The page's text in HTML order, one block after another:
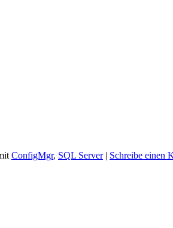
ConfigMgr, SQL Server | Schreibe einen